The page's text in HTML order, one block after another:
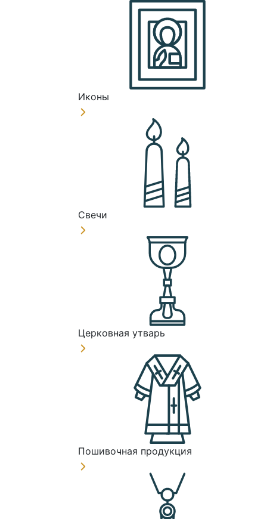
Иконы
Свечи
Церковная утварь
Пошивочная продукция